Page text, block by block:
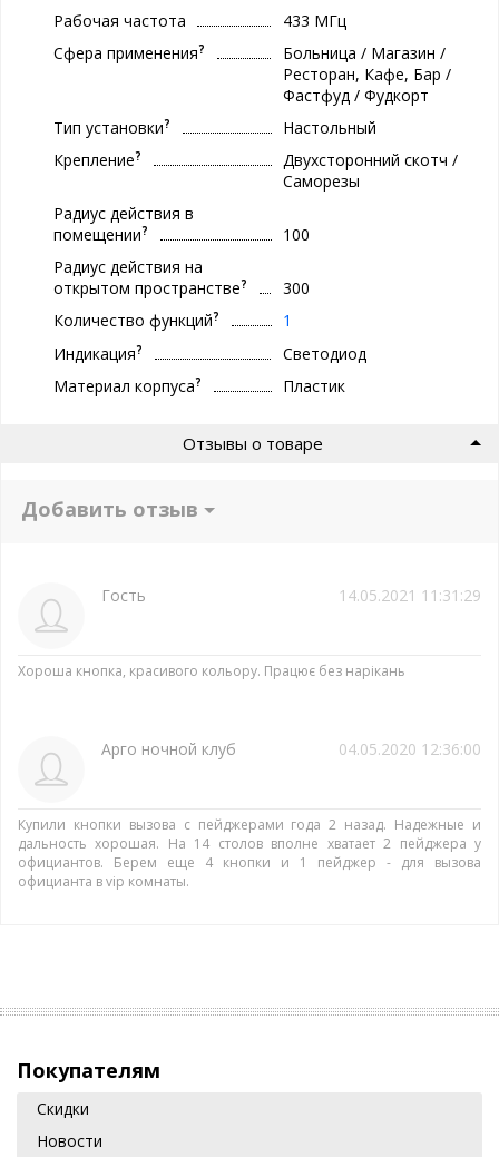
Рабочая частота
433 МГц
Сфера применения?
Больница / Магазин /
Ресторан, Кафе, Бар /
Фастфуд / Фудкорт
Тип установки?
Настольный
Крепление?
Двухсторонний скотч /
Саморезы
Радиус действия в
помещении?
100
Радиус действия на
открытом пространстве?
300
Количество функций?
1
Индикация?
Светодиод
Материал корпуса? Пластик
Отзывы о товаре
Добавить отзыв
14.05.2021 11:31:29
Гость
Хороша кнопка, красивого кольору. Працює без нарікань
04.05.2020 12:36:00
Арго ночной клуб
Купили кнопки вызова с пейджерами года 2 назад. Надежные и
дальность хорошая. На 14 столов вполне хватает 2 пейджера у
официантов. Берем еще 4 кнопки и 1 пейджер - для вызова
официанта в vip комнаты.
Покупателям
Скидки
Новости